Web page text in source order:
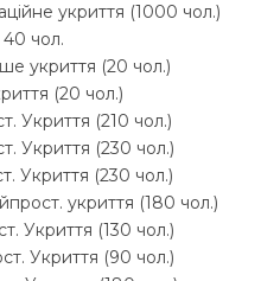
укриття (1000 чол.)
чол.
укриття (20 чол.)
(20 чол.)
Укриття (210 чол.)
Укриття (230 чол.)
Укриття (230 чол.)
укриття (180 чол.)
Укриття (130 чол.)
Укриття (90 чол.)